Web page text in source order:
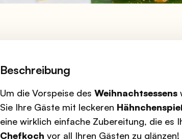
Beschreibung
Um die Vorspeise desWeihnachtsessens
Sie Ihre Gäste mit leckeren
eine wirklich einfache Zubereitung, die es
Chefkoch vor all Ihren Gästen zu